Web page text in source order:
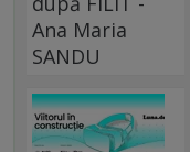
Ana Maria
SANDU